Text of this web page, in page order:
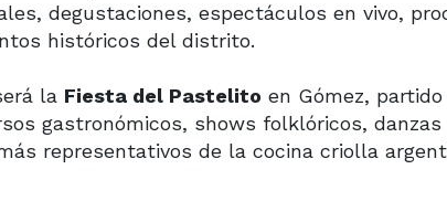
degustaciones, espectáculos en vivo,
históricos del distrito.
la Fiesta del Pastelito en Gómez,
gastronómicos, shows folklóricos,
representativos de la cocina criolla